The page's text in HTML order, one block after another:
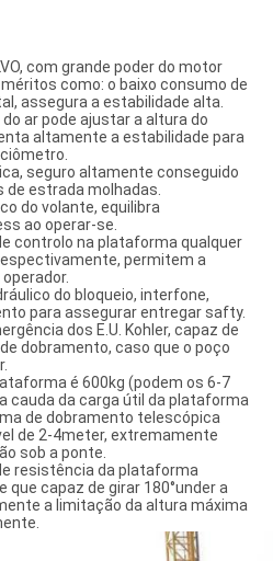
com grande poder do motor
méritos como: o baixo consumo de
assegura a estabilidade alta.
ar pode ajustar a altura do
altamente a estabilidade para
seguro altamente conseguido
de estrada molhadas.
do volante, equilibra
ao operar-se.
controlo na plataforma qualquer
permitem a
do bloqueio, interfone,
para assegurar entregar safty.
dos E.U. Kohler, capaz de
dobramento, caso que o poço
é 600kg (podem os 6-7
cauda da carga útil da plataforma
de dobramento telescópica
de 2-4meter, extremamente
sob a ponte.
resistência da plataforma
capaz de girar 180°under a
a limitação da altura máxima